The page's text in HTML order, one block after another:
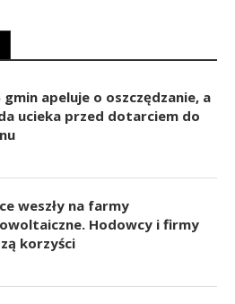
gmin apeluje o oszczędzanie, a
ucieka przed dotarciem do
weszły na farmy
Hodowcy i firmy
korzyści